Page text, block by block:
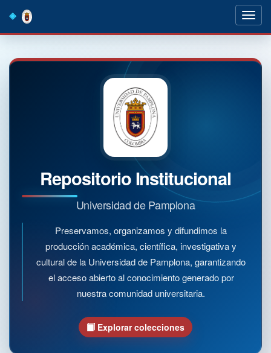
navigation
Repositorio Institucional
Universidad de Pamplona
Preservamos, organizamos y difundimos la
producción académica, científica, investigativa y
cultural de la Universidad de Pamplona, garantizando
el acceso abierto al conocimiento generado por
nuestra comunidad universitaria.
Explorar colecciones